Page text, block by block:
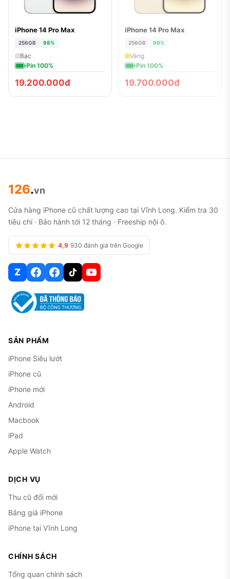
iPhone 14 Pro Max
256GB 98%
Bạc
Pin 100%
19.200.000đ
ĐÃ BÁN
iPhone 14 Pro Max
256GB 99%
Vàng
Pin 100%
19.700.000đ
126.vn
Cửa hàng iPhone cũ chất lượng cao tại Vĩnh Long. Kiểm tra 30
tiêu chí · Bảo hành tới 12 tháng · Freeship nội ô.
4,9 930 đánh giá trên Google
Z
SẢN PHẨM
iPhone Siêu lướt
iPhone cũ
iPhone mới
Android
Macbook
iPad
Apple Watch
DỊCH VỤ
Thu cũ đổi mới
Bảng giá iPhone
iPhone tại Vĩnh Long
CHÍNH SÁCH
Tổng quan chính sách